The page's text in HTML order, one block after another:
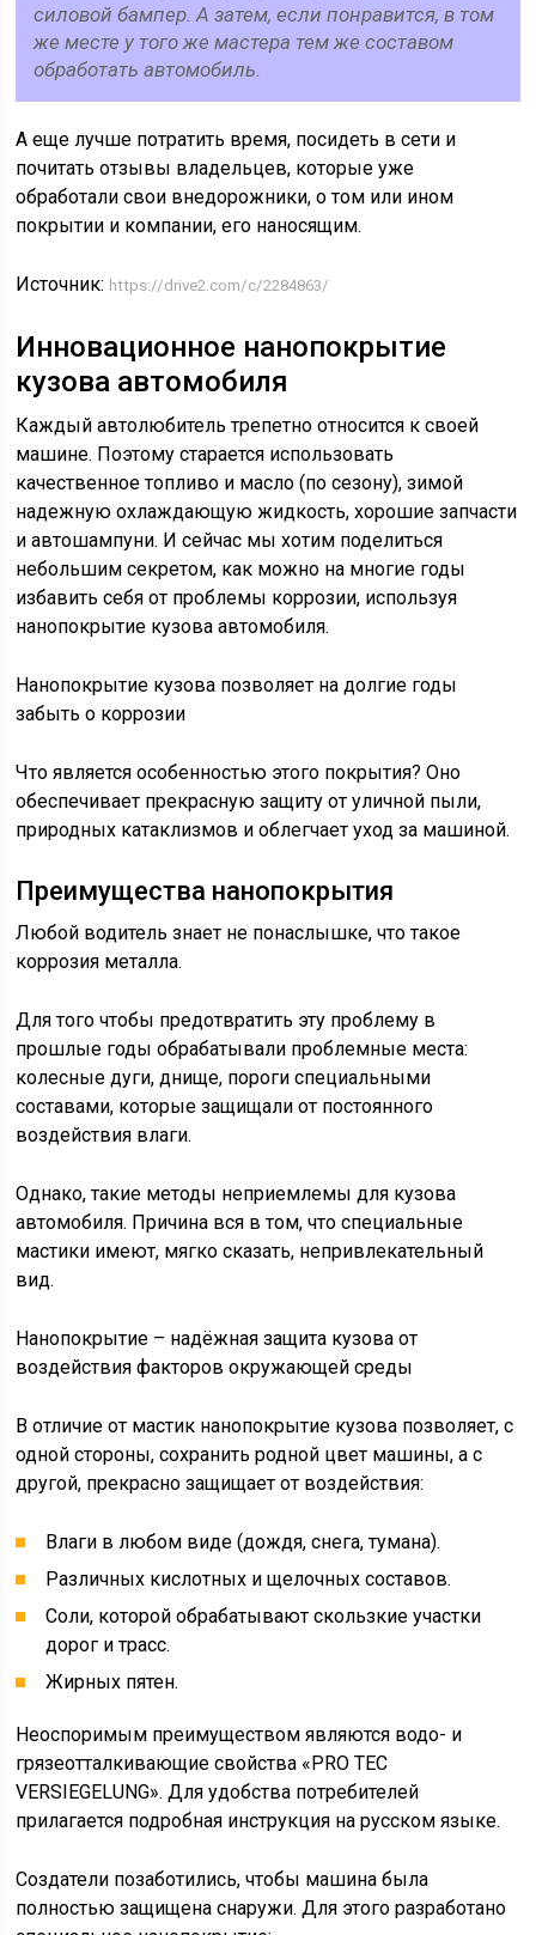
силовой бампер. А затем, если понравится, в том
же месте у того же мастера тем же составом
обработать автомобиль.
А еще лучше потратить время, посидеть в сети и
почитать отзывы владельцев, которые уже
обработали свои внедорожники, о том или ином
покрытии и компании, его наносящим.
Источник: https://drive2.com/c/2284863/
Инновационное нанопокрытие
кузова автомобиля
Каждый автолюбитель трепетно относится к своей
машине. Поэтому старается использовать
качественное топливо и масло (по сезону), зимой
надежную охлаждающую жидкость, хорошие запчасти
и автошампуни. И сейчас мы хотим поделиться
небольшим секретом, как можно на многие годы
избавить себя от проблемы коррозии, используя
нанопокрытие кузова автомобиля.
Нанопокрытие кузова позволяет на долгие годы
забыть о коррозии
Что является особенностью этого покрытия? Оно
обеспечивает прекрасную защиту от уличной пыли,
природных катаклизмов и облегчает уход за машиной.
Преимущества нанопокрытия
Любой водитель знает не понаслышке, что такое
коррозия металла.
Для того чтобы предотвратить эту проблему в
прошлые годы обрабатывали проблемные места:
колесные дуги, днище, пороги специальными
составами, которые защищали от постоянного
воздействия влаги.
Однако, такие методы неприемлемы для кузова
автомобиля. Причина вся в том, что специальные
мастики имеют, мягко сказать, непривлекательный
вид.
Нанопокрытие – надёжная защита кузова от
воздействия факторов окружающей среды
В отличие от мастик нанопокрытие кузова позволяет, с
одной стороны, сохранить родной цвет машины, а с
другой, прекрасно защищает от воздействия:
Влаги в любом виде (дождя, снега, тумана).
Различных кислотных и щелочных составов.
Соли, которой обрабатывают скользкие участки
дорог и трасс.
Жирных пятен.
Неоспоримым преимуществом являются водо- и
грязеотталкивающие свойства «PRO TEC
VERSIEGELUNG». Для удобства потребителей
прилагается подробная инструкция на русском языке.
Создатели позаботились, чтобы машина была
полностью защищена снаружи. Для этого разработано